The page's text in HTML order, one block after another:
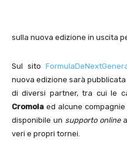
sulla nuova edizione in uscita
Sul sito
nuova edizione sarà pubblicata
di diversi partner, tra cui le
Cromola ed alcune
disponibile un supporto online
veri e propri tornei.